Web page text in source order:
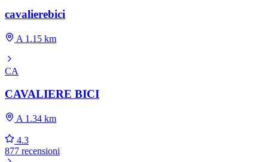
cavalierebici
A 1.15 km
CA
CAVALIERE BICI
A 1.34 km
4.3
877 recensioni